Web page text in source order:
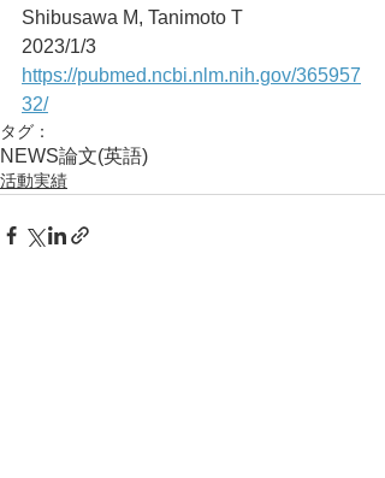
Shibusawa M, Tanimoto T
2023/1/3
https://pubmed.ncbi.nlm.nih.gov/365957
32/
タグ：
NEWS論文(英語)
活動実績